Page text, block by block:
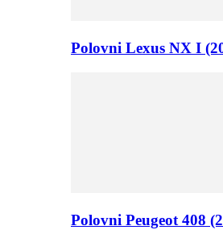
Polovni Lexus NX I
Polovni Peugeot 408